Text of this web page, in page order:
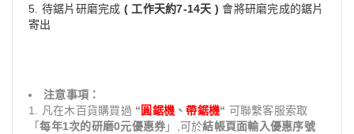
5. 待鋸片研磨完成 ( 工作天約7-14天 ) 會將研磨完成的鋸片
寄出
注意事項：
1. 凡在木百貨購買過 “ 圓鋸機 、帶鋸機“ 可聯繫客服索取
「每年1次的研磨0元優惠券 」,可於結帳頁面輸入優惠序號